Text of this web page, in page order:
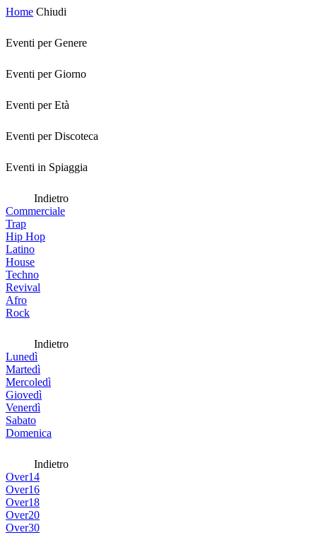
Home Chiudi
Eventi per Genere
Eventi per Giorno
Eventi per Età
Eventi per Discoteca
Eventi in Spiaggia
Indietro
Commerciale
Trap
Hip Hop
Latino
House
Techno
Revival
Afro
Rock
Indietro
Lunedì
Martedì
Mercoledì
Giovedì
Venerdì
Sabato
Domenica
Indietro
Over14
Over16
Over18
Over20
Over30